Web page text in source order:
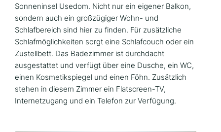
Sonneninsel Usedom. Nicht nur ein eigener Balkon,
sondern auch ein großzügiger Wohn- und
Schlafbereich sind hier zu finden. Für zusätzliche
Schlafmöglichkeiten sorgt eine Schlafcouch oder ein
Zustellbett. Das Badezimmer ist durchdacht
ausgestattet und verfügt über eine Dusche, ein WC,
einen Kosmetikspiegel und einen Föhn. Zusätzlich
stehen in diesem Zimmer ein Flatscreen-TV,
Internetzugang und ein Telefon zur Verfügung.